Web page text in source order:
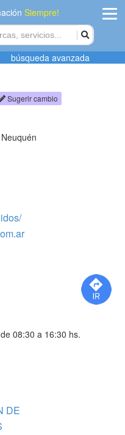
Siempre!
Agregar
búsqueda avanzada
Sugerir cambio
08:30 a 16:30 hs.
DE